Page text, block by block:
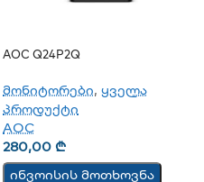
AOC Q24P2Q
მონიტორები, ყველა
პროდუქტი
AOC
280,00 ₾
ინვოისის მოთხოვნა